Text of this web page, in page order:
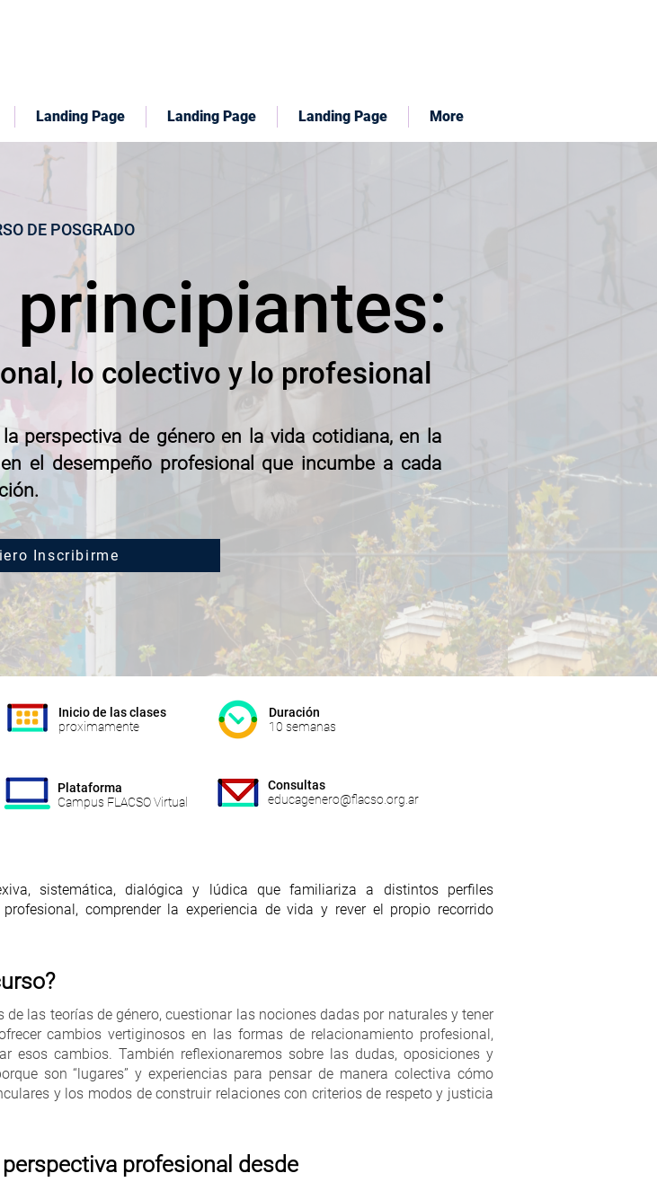
Landing Page Landing Page Landing Page More
DE POSGRADO
principiantes:
lo colectivo y lo profesional
perspectiva de género en la vida cotidiana, en la
el desempeño profesional que incumbe a cada
Inscribirme
Inicio de las clases
proximamente
Duración
10 semanas
Plataforma
Campus FLACSO Virtual
Consultas
educagenero@flacso.org.ar
sistemática, dialógica y lúdica que familiariza a distintos perfiles
comprender la experiencia de vida y rever el propio recorrido
las teorías de género, cuestionar las nociones dadas por naturales y tener
cambios vertiginosos en las formas de relacionamiento profesional,
esos cambios. También reflexionaremos sobre las dudas, oposiciones y
son “lugares” y experiencias para pensar de manera colectiva cómo
y los modos de construir relaciones con criterios de respeto y justicia
profesional desde